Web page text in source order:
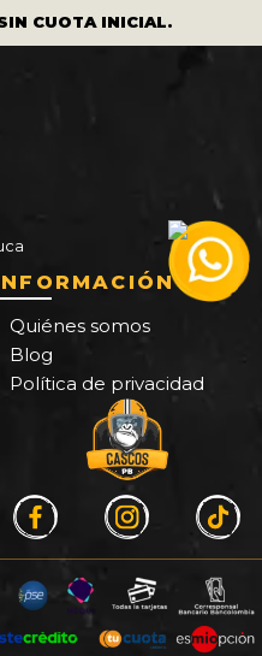
CUOTA INICIAL.
Quiénes somos
Blog
Política de privacidad